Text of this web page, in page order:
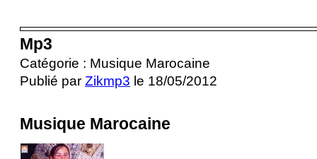
Mp3
Catégorie : Musique Marocaine
Publié par Zikmp3 le 18/05/2012
Musique Marocaine